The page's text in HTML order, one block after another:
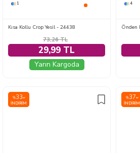
1
Kısa Kollu Crop Yesil - 24438
73,26TL
29,99 TL
Yarın Kargoda
4
%33
İNDIRIM
%37
İNDIRIM